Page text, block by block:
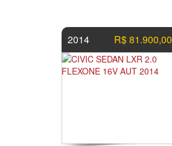
2014 R$ 81.900,00